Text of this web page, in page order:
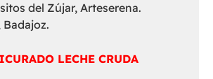
del Zújar, Arteserena.
LECHE CRUDA